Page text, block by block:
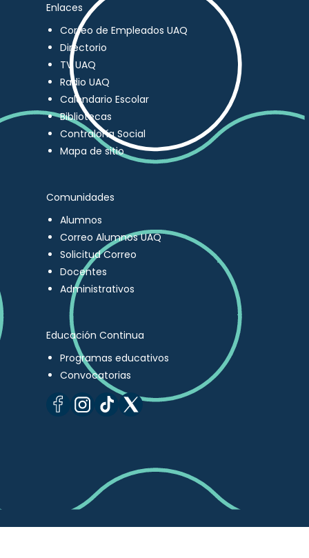
Enlaces
Correo de Empleados UAQ
Directorio
TV UAQ
Radio UAQ
Calendario Escolar
Bibliotecas
Contraloría Social
Mapa de sitio
Comunidades
Alumnos
Correo Alumnos UAQ
Solicitud Correo
Docentes
Administrativos
Educación Continua
Programas educativos
Convocatorias